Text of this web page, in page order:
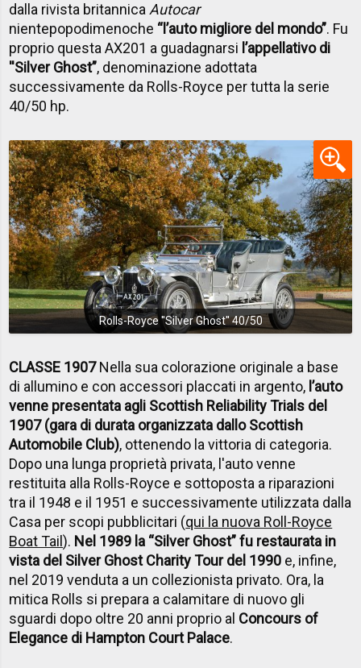
dalla rivista britannicaAutocar
nientepopodimenoche “l’auto migliore del mondo”. Fu
proprio questa AX201 a guadagnarsi l’appellativo di
''Silver Ghost”, denominazione adottata
successivamente da Rolls-Royce per tutta la serie
40/50 hp.
Rolls-Royce ''Silver Ghost'' 40/50
CLASSE 1907Nella sua colorazione originale a base
di allumino e con accessori placcati in argento, l’auto
venne presentata agli Scottish Reliability Trials del
1907 (gara di durata organizzata dallo Scottish
Automobile Club), ottenendo la vittoria di categoria.
Dopo una lunga proprietà privata, l'auto venne
restituita alla Rolls-Royce e sottoposta a riparazioni
tra il 1948 e il 1951 e successivamente utilizzata dalla
Casa per scopi pubblicitari (qui la nuova Roll-Royce
Boat Tail). Nel 1989 la “Silver Ghost” fu restaurata in
vista del Silver Ghost Charity Tour del 1990 e, infine,
nel 2019 venduta a un collezionista privato. Ora, la
mitica Rolls si prepara a calamitare di nuovo gli
sguardi dopo oltre 20 anni proprio al Concours of
Elegance di Hampton Court Palace.